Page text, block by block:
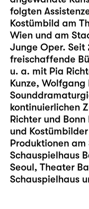
folgten
Kostümbild am
Wien und am
Junge Oper. Seit
freischaffende
u. a. mit Pia
Kunze,
kontinuierlichen
Richter und
und
Produktionen
Schauspielhaus
Seoul, Theater
Schauspielhaus